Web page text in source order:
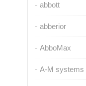
abbott
abberior
AbboMax
A-M systems